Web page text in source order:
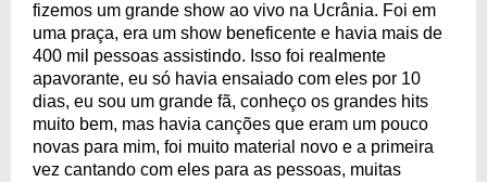
fizemos um grande show ao vivo na Ucrânia. Foi em
uma praça, era um show beneficente e havia mais de
400 mil pessoas assistindo. Isso foi realmente
apavorante, eu só havia ensaiado com eles por 10
dias, eu sou um grande fã, conheço os grandes hits
muito bem, mas havia canções que eram um pouco
novas para mim, foi muito material novo e a primeira
vez cantando com eles para as pessoas, muitas